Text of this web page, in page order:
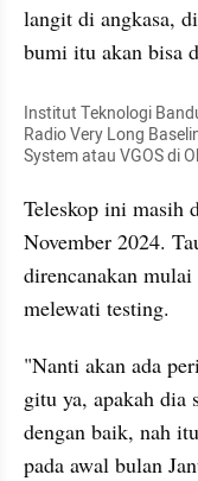
langit di angkasa,
bumi itu akan bisa
Institut Teknologi
Radio Very Long
System atau VGOS di
Teleskop ini masih
November 2024.
direncanakan mulai
melewati testing.
"Nanti akan ada
gitu ya, apakah dia
dengan baik, nah
pada awal bulan